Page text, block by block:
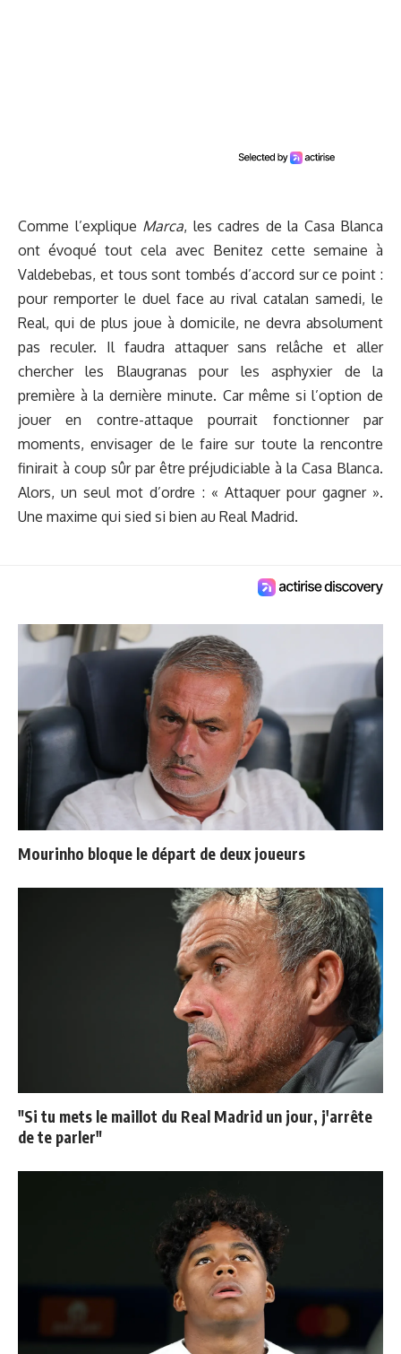
Comme l’explique Marca, les cadres de la Casa Blanca
ont évoqué tout cela avec Benitez cette semaine à
Valdebebas, et tous sont tombés d’accord sur ce point :
pour remporter le duel face au rival catalan samedi, le
Real, qui de plus joue à domicile, ne devra absolument
pas reculer. Il faudra attaquer sans relâche et aller
chercher les Blaugranas pour les asphyxier de la
première à la dernière minute. Car même si l’option de
jouer en contre-attaque pourrait fonctionner par
moments, envisager de le faire sur toute la rencontre
finirait à coup sûr par être préjudiciable à la Casa Blanca.
Alors, un seul mot d’ordre : « Attaquer pour gagner ».
Une maxime qui sied si bien au Real Madrid.
Mourinho bloque le départ de deux joueurs
"Si tu mets le maillot du Real Madrid un jour, j'arrête
de te parler"